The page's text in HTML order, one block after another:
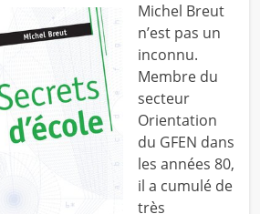
Michel Breut
n’est pas un
inconnu.
Membre du
secteur
Orientation
du GFEN dans
les années 80,
il a cumulé de
très